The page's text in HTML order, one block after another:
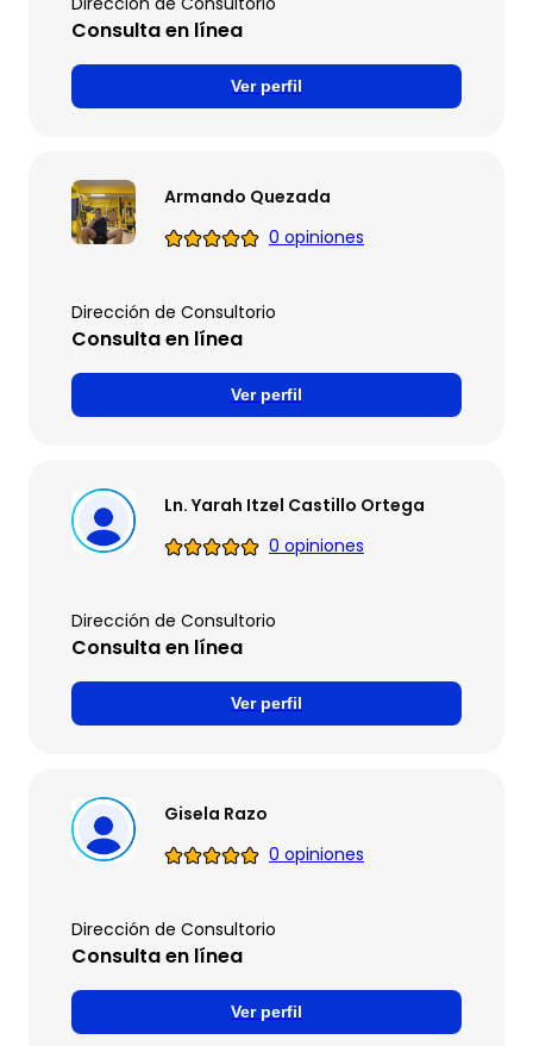
Consulta en línea
Ver perfil
Armando Quezada
0 opiniones
Dirección de Consultorio
Consulta en línea
Ver perfil
Ln. Yarah Itzel Castillo Ortega
0 opiniones
Dirección de Consultorio
Consulta en línea
Ver perfil
Gisela Razo
0 opiniones
Dirección de Consultorio
Consulta en línea
Ver perfil